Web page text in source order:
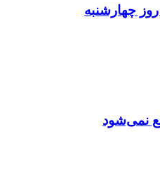
چهارشنبه
نمی‌شود